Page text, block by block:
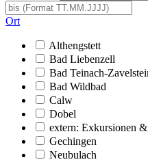
Ort
Althengstett
Bad Liebenzell
Bad Teinach-
Bad Wildbad
Calw
Dobel
extern: Exkursionen
Gechingen
Neubulach